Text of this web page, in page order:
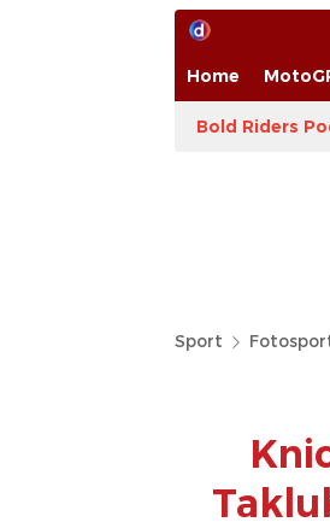
Home
Bold Riders
Sport